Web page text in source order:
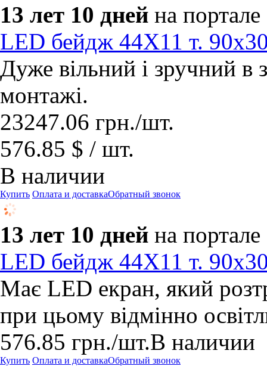
13 лет 10 дней на портале
LED бейдж 44Х11 т.
Дуже вільний і зручний в
монтажі.
23247.06 грн./шт.
576.85 $ / шт.
В наличии
Купить Оплата и доставкаОбратный звонок
13 лет 10 дней на портале
LED бейдж 44Х11 т.
Має LED екран, який
при цьому відмінно
576.85 грн./шт.В наличии
Купить Оплата и доставкаОбратный звонок